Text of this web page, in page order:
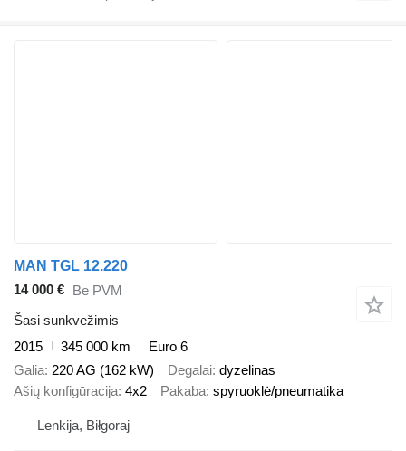
MAN TGL 12.220
14 000 € Be PVM
Šasi sunkvežimis
2015
345 000 km
Euro 6
Galia 220 AG (162 kW) Degalai dyzelinas
Ašių konfigūracija 4x2 Pakaba spyruoklė/pneumatika
Lenkija, Biłgoraj